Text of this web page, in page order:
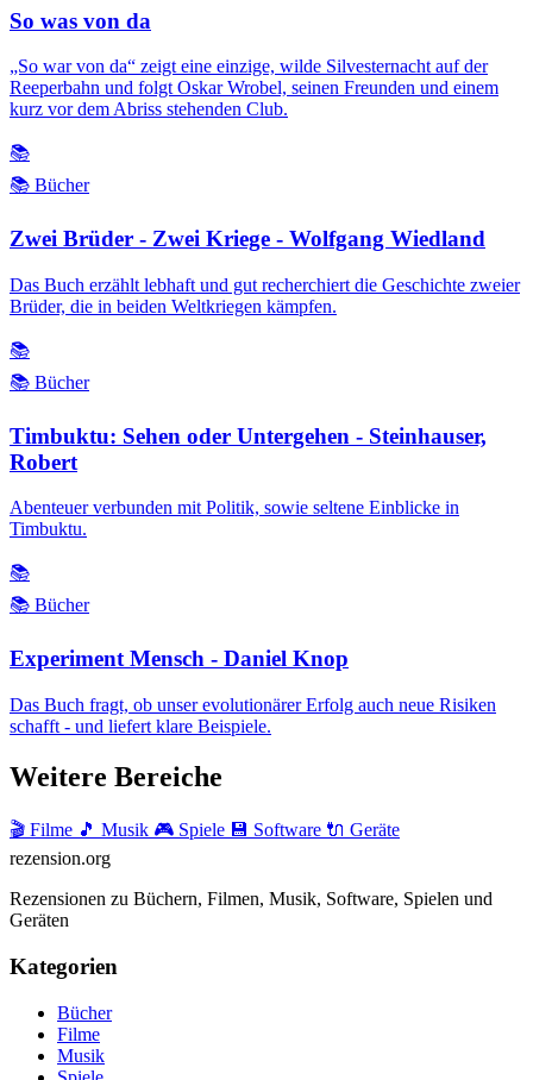
So was von da
„So war von da“ zeigt eine einzige, wilde Silvesternacht auf der
Reeperbahn und folgt Oskar Wrobel, seinen Freunden und einem
kurz vor dem Abriss stehenden Club.
📚
📚 Bücher
Zwei Brüder - Zwei Kriege - Wolfgang Wiedland
Das Buch erzählt lebhaft und gut recherchiert die Geschichte zweier
Brüder, die in beiden Weltkriegen kämpfen.
📚
📚 Bücher
Timbuktu: Sehen oder Untergehen - Steinhauser,
Robert
Abenteuer verbunden mit Politik, sowie seltene Einblicke in
Timbuktu.
📚
📚 Bücher
Experiment Mensch - Daniel Knop
Das Buch fragt, ob unser evolutionärer Erfolg auch neue Risiken
schafft - und liefert klare Beispiele.
Weitere Bereiche
🎬 Filme 🎵 Musik 🎮 Spiele 💾 Software 🔌 Geräte
rezension.org
Rezensionen zu Büchern, Filmen, Musik, Software, Spielen und
Geräten
Kategorien
Bücher
Filme
Musik